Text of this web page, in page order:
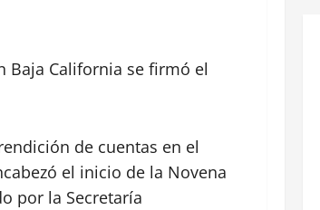
Baja California se firmó el
de cuentas en el
el inicio de la Novena
por la Secretaría